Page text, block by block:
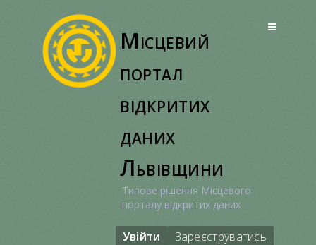
Місцевий
портал
відкритих
даних
Львівщини
Типове рішення Місцевого
порталу відкритих даних
Увійти Зареєструватись